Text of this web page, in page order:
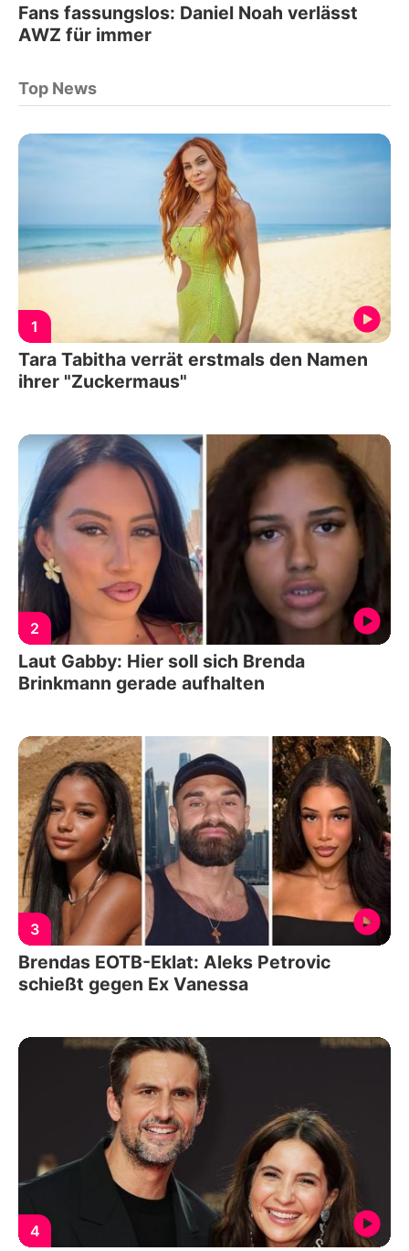
Fans fassungslos: Daniel Noah verlässt
AWZ für immer
Top News
1
Tara Tabitha verrät erstmals den Namen
ihrer "Zuckermaus"
2
Laut Gabby: Hier soll sich Brenda
Brinkmann gerade aufhalten
3
Brendas EOTB-Eklat: Aleks Petrovic
schießt gegen Ex Vanessa
4